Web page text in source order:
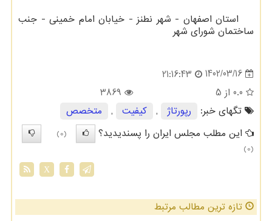
استان اصفهان - شهر نطنز - خیابان امام خمینی - جنب
ساختمان شورای شهر
1402/03/16
21:16:43
0.0 از 5
3869
تگهای خبر:
رپورتاژ , كیفیت ,
متخصص
این مطلب مجلس ایران را پسندیدید؟
(0)
(0)
X
تازه ترین مطالب مرتبط